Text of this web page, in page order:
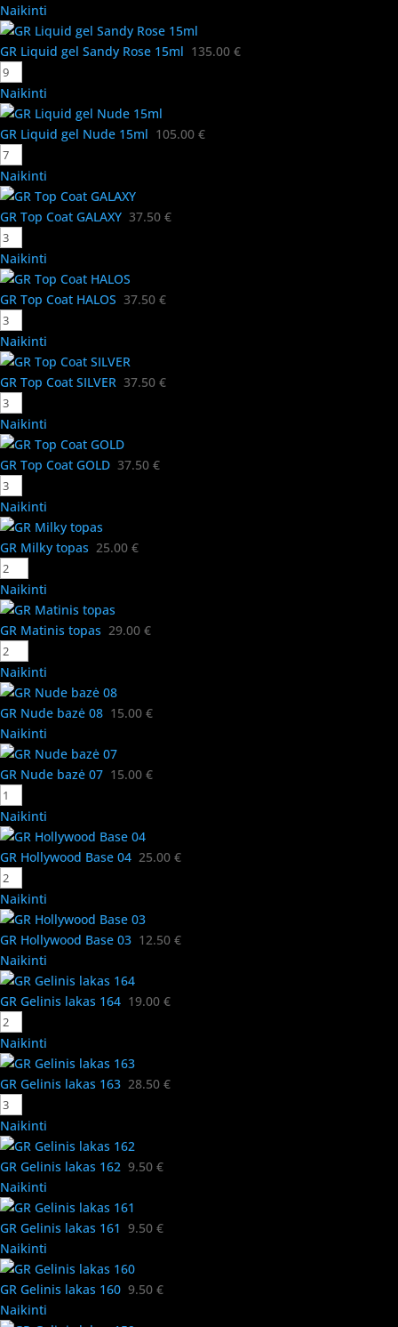
Naikinti
GR Liquid gel Sandy Rose 15ml 135.00 €
Naikinti
GR Liquid gel Nude 15ml 105.00 €
Naikinti
GR Top Coat GALAXY 37.50 €
Naikinti
GR Top Coat HALOS 37.50 €
Naikinti
GR Top Coat SILVER 37.50 €
Naikinti
GR Top Coat GOLD 37.50 €
Naikinti
GR Milky topas 25.00 €
Naikinti
GR Matinis topas 29.00 €
Naikinti
GR Nude bazė 08 15.00 €
Naikinti
GR Nude bazė 07 15.00 €
Naikinti
GR Hollywood Base 04 25.00 €
Naikinti
GR Hollywood Base 03 12.50 €
Naikinti
GR Gelinis lakas 164 19.00 €
Naikinti
GR Gelinis lakas 163 28.50 €
Naikinti
GR Gelinis lakas 162 9.50 €
Naikinti
GR Gelinis lakas 161 9.50 €
Naikinti
GR Gelinis lakas 160 9.50 €
Naikinti